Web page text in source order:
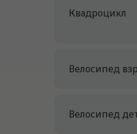
Велосипед
Велосипед
Квадроцикл